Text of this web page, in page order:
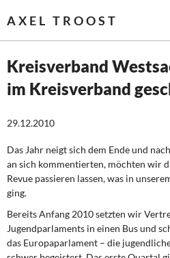
AXEL TROOST
Startseite
Themen
Leitlinien linker Wirtschafts-
Wirtschaftspolitik
Steuer- und Finanzpolitik
Öffentliche Infrastruktur und
Kreisverband
im Kreisverband
29.12.2010
Das Jahr neigt sich dem Ende und
an sich kommentierten, möchten wir
Revue passieren lassen, was in
ging.
Bereits Anfang 2010 setzten wir
Jugendparlaments in einen Bus und
das Europaparlament – die